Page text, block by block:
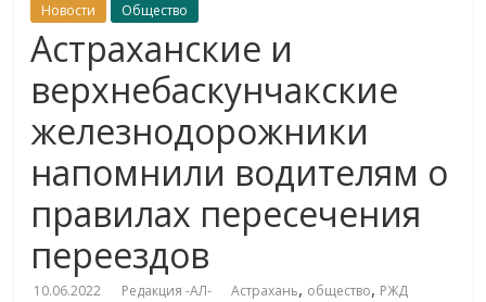
Новости Общество
Астраханские и
верхнебаскунчакские
железнодорожники
напомнили водителям о
правилах пересечения
переездов
10.06.2022 Редакция -АЛ- Астрахань, общество, РЖД